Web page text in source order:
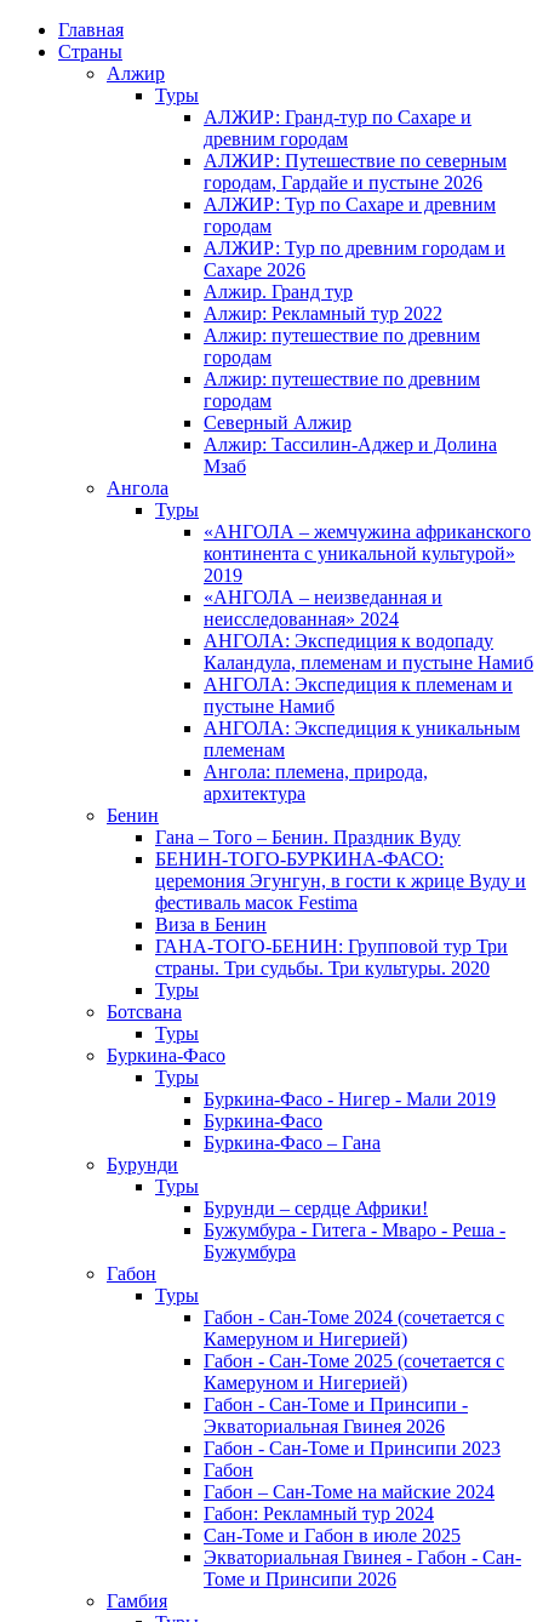
Главная
Страны
Алжир
Туры
АЛЖИР: Гранд-тур по Сахаре и
древним городам
АЛЖИР: Путешествие по северным
городам, Гардайе и пустыне 2026
АЛЖИР: Тур по Сахаре и древним
городам
АЛЖИР: Тур по древним городам и
Сахаре 2026
Алжир. Гранд тур
Алжир: Рекламный тур 2022
Алжир: путешествие по древним
городам
Алжир: путешествие по древним
городам
Северный Алжир
Алжир: Тассилин-Аджер и Долина
Мзаб
Ангола
Туры
«АНГОЛА – жемчужина африканского
континента с уникальной культурой»
2019
«АНГОЛА – неизведанная и
неисследованная» 2024
АНГОЛА: Экспедиция к водопаду
Каландула, племенам и пустыне Намиб
АНГОЛА: Экспедиция к племенам и
пустыне Намиб
АНГОЛА: Экспедиция к уникальным
племенам
Ангола: племена, природа,
архитектура
Бенин
Гана – Того – Бенин. Праздник Вуду
БЕНИН-ТОГО-БУРКИНА-ФАСО:
церемония Эгунгун, в гости к жрице Вуду и
фестиваль масок Festima
Виза в Бенин
ГАНА-ТОГО-БЕНИН: Групповой тур Три
страны. Три судьбы. Три культуры. 2020
Туры
Ботсвана
Туры
Буркина-Фасо
Туры
Буркина-Фасо - Нигер - Мали 2019
Буркина-Фасо
Буркина-Фасо – Гана
Бурунди
Туры
Бурунди – сердце Африки!
Бужумбура - Гитега - Мваро - Реша -
Бужумбура
Габон
Туры
Габон - Сан-Томе 2024 (сочетается с
Камеруном и Нигерией)
Габон - Сан-Томе 2025 (сочетается с
Камеруном и Нигерией)
Габон - Сан-Томе и Принсипи -
Экваториальная Гвинея 2026
Габон - Сан-Томе и Принсипи 2023
Габон
Габон – Сан-Томе на майские 2024
Габон: Рекламный тур 2024
Сан-Томе и Габон в июле 2025
Экваториальная Гвинея - Габон - Сан-
Томе и Принсипи 2026
Гамбия